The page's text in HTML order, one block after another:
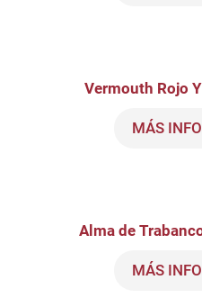
Vermouth Rojo
MÁS
Alma de
MÁS